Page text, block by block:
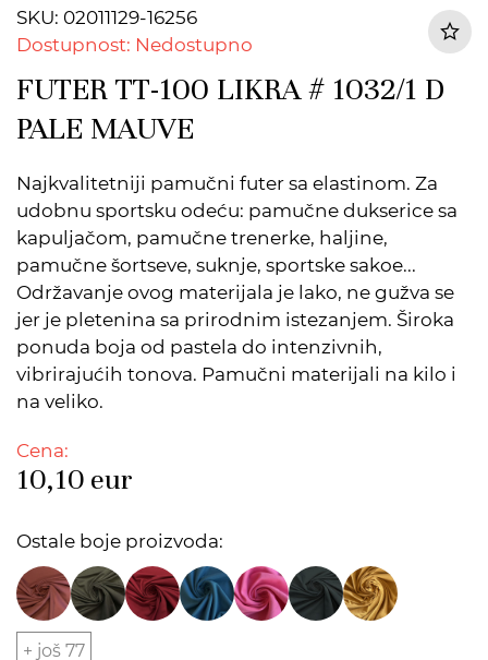
SKU: 02011129-16256
Dostupnost: Nedostupno
FUTER TT-100 LIKRA # 1032/1 D
PALE MAUVE
Najkvalitetniji pamučni futer sa elastinom. Za
udobnu sportsku odeću: pamučne dukserice sa
kapuljačom, pamučne trenerke, haljine,
pamučne šortseve, suknje, sportske sakoe...
Održavanje ovog materijala je lako, ne gužva se
jer je pletenina sa prirodnim istezanjem. Široka
ponuda boja od pastela do intenzivnih,
vibrirajućih tonova. Pamučni materijali na kilo i
na veliko.
Cena:
10,10 eur
Ostale boje proizvoda:
+ još 77